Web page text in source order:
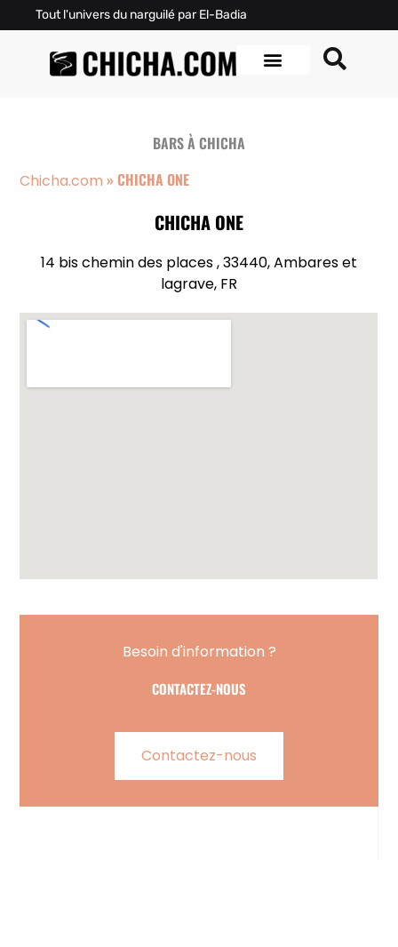
Tout l'univers du narguilé par El-Badia
BARS À CHICHA
Chicha.com »CHICHA ONE
CHICHA ONE
14 bis chemin des places , 33440, Ambares et
lagrave, FR
Besoin d'information ?
CONTACTEZ-NOUS
Contactez-nous